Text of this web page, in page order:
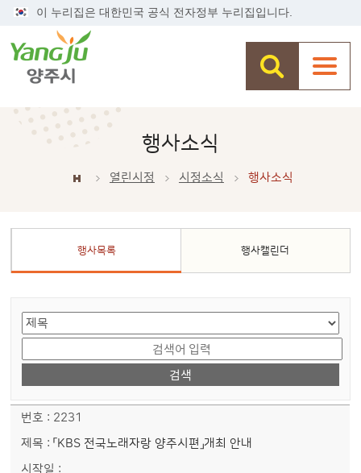
이 누리집은 대한민국 공식 전자정부 누리집입니다.
행사소식
열린시정 시정소식 행사소식
행사목록 행사캘린더
{년 월} 게시판의 제목, 기관, 장소, 공연기간, 공연시간 정보를 제공합니다.
2231
「KBS 전국노래자랑 양주시편」개최 안내